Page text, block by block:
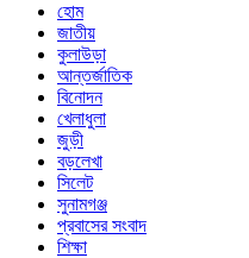
হোম
জাতীয়
কুলাউড়া
আন্তর্জাতিক
বিনোদন
খেলাধুলা
জুড়ী
বড়লেখা
সিলেট
সুনামগঞ্জ
প্রবাসের সংবাদ
শিক্ষা